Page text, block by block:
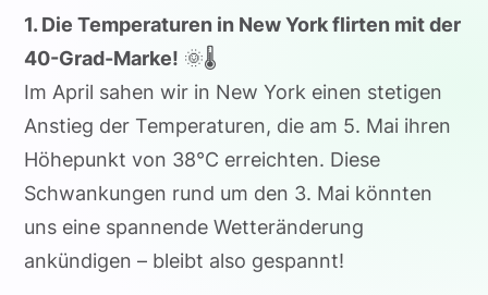
1. Die Temperaturen in New York flirten mit der
40-Grad-Marke! 🌞🌡️
Im April sahen wir in New York einen stetigen
Anstieg der Temperaturen, die am 5. Mai ihren
Höhepunkt von 38°C erreichten. Diese
Schwankungen rund um den 3. Mai könnten
uns eine spannende Wetteränderung
ankündigen – bleibt also gespannt!